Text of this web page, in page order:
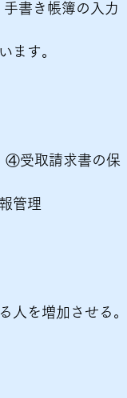
書き帳簿の入力
ます。​
受取請求書の保
管理
人を増加させる。​